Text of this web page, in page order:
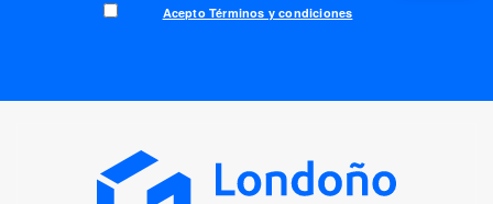
Acepto Términos y condiciones